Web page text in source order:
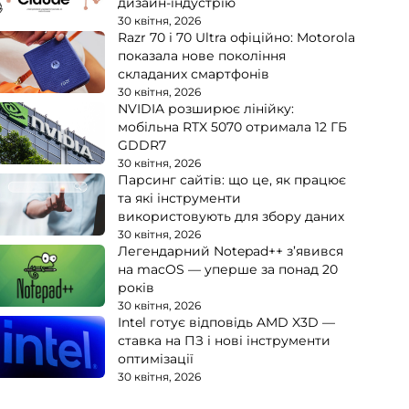
30 квітня, 2026
Razr 70 і 70 Ultra офіційно: Motorola
показала нове покоління
складаних смартфонів
30 квітня, 2026
NVIDIA розширює лінійку:
мобільна RTX 5070 отримала 12 ГБ
GDDR7
30 квітня, 2026
Парсинг сайтів: що це, як працює
та які інструменти
використовують для збору даних
30 квітня, 2026
Легендарний Notepad++ з’явився
на macOS — уперше за понад 20
років
30 квітня, 2026
Intel готує відповідь AMD X3D —
ставка на ПЗ і нові інструменти
оптимізації
30 квітня, 2026